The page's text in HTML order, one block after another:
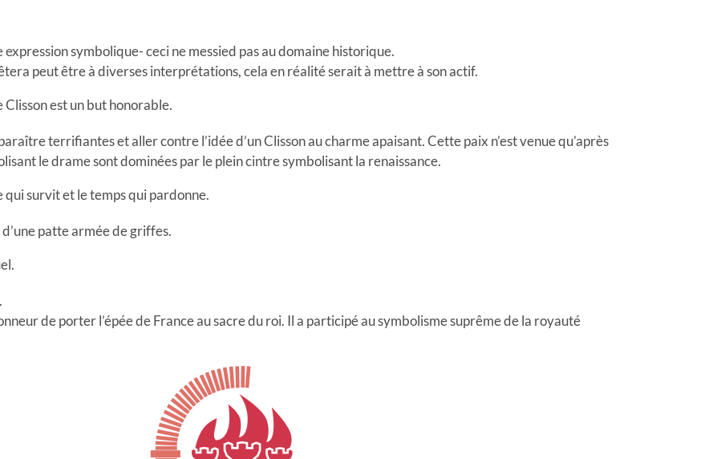
symbolique- ceci ne messied pas au domaine historique.
peut être à diverses interprétations, cela en réalité serait à mettre à son actif.
est un but honorable.
terrifiantes et aller contre l’idée d’un Clisson au charme apaisant. Cette paix n’est venue qu’après
le drame sont dominées par le plein cintre symbolisant la renaissance.
qui survit et le temps qui pardonne.
patte armée de griffes.
de porter l’épée de France au sacre du roi. Il a participé au symbolisme suprême de la royauté